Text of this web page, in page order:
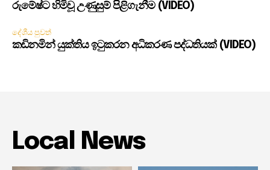
රුමේෂ්ට හිමිවූ උණුසුම් පිළිගැනීම (VIDEO)
දේශීය පුවත්
කඩිනමින් යුක්තිය ඉටුකරන අධිකරණ පද්ධතියක් (VIDEO)
Local News